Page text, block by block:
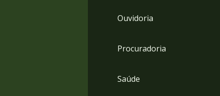
Ouvidoria
Procuradoria
Saúde